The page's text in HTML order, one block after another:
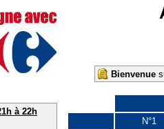
Bienvenue
à 22h
N°1